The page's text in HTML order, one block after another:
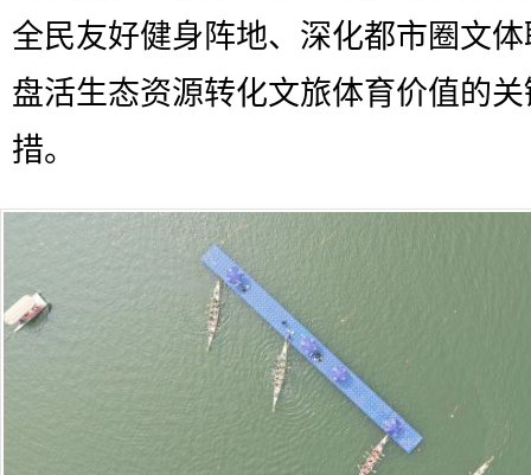
全民友好健身阵地、深化都市圈文
盘活生态资源转化文旅体育价值的
措。